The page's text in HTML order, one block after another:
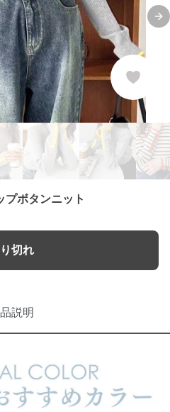
プボタンニット
切れ
説明